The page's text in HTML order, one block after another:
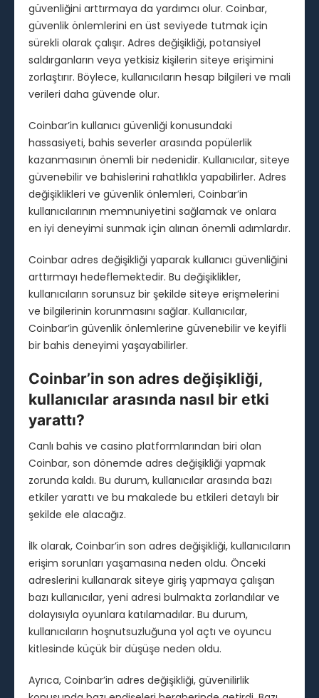
güvenliğini arttırmaya da yardımcı olur. Coinbar,
güvenlik önlemlerini en üst seviyede tutmak için
sürekli olarak çalışır. Adres değişikliği, potansiyel
saldırganların veya yetkisiz kişilerin siteye erişimini
zorlaştırır. Böylece, kullanıcıların hesap bilgileri ve mali
verileri daha güvende olur.
Coinbar’in kullanıcı güvenliği konusundaki
hassasiyeti, bahis severler arasında popülerlik
kazanmasının önemli bir nedenidir. Kullanıcılar, siteye
güvenebilir ve bahislerini rahatlıkla yapabilirler. Adres
değişiklikleri ve güvenlik önlemleri, Coinbar’in
kullanıcılarının memnuniyetini sağlamak ve onlara
en iyi deneyimi sunmak için alınan önemli adımlardır.
Coinbar adres değişikliği yaparak kullanıcı güvenliğini
arttırmayı hedeflemektedir. Bu değişiklikler,
kullanıcıların sorunsuz bir şekilde siteye erişmelerini
ve bilgilerinin korunmasını sağlar. Kullanıcılar,
Coinbar’in güvenlik önlemlerine güvenebilir ve keyifli
bir bahis deneyimi yaşayabilirler.
Coinbar’in son adres değişikliği,
kullanıcılar arasında nasıl bir etki
yarattı?
Canlı bahis ve casino platformlarından biri olan
Coinbar, son dönemde adres değişikliği yapmak
zorunda kaldı. Bu durum, kullanıcılar arasında bazı
etkiler yarattı ve bu makalede bu etkileri detaylı bir
şekilde ele alacağız.
İlk olarak, Coinbar’in son adres değişikliği, kullanıcıların
erişim sorunları yaşamasına neden oldu. Önceki
adreslerini kullanarak siteye giriş yapmaya çalışan
bazı kullanıcılar, yeni adresi bulmakta zorlandılar ve
dolayısıyla oyunlara katılamadılar. Bu durum,
kullanıcıların hoşnutsuzluğuna yol açtı ve oyuncu
kitlesinde küçük bir düşüşe neden oldu.
Ayrıca, Coinbar’in adres değişikliği, güvenilirlik